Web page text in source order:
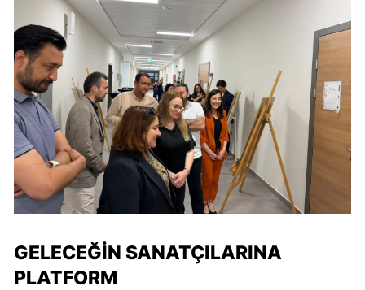
GELECEĞİN SANATÇILARINA
PLATFORM